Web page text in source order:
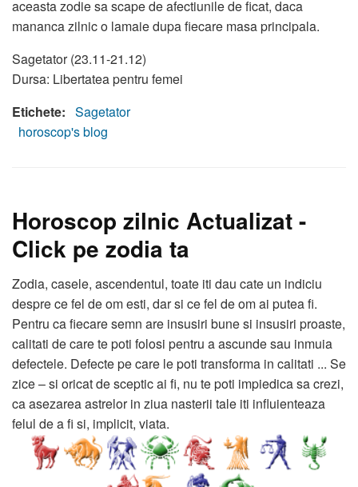
aceasta zodie sa scape de afectiunile de ficat, daca
mananca zilnic o lamaie dupa fiecare masa principala.
Sagetator (23.11-21.12)
Dursa: Libertatea pentru femei
Etichete: Sagetator
horoscop's blog
Horoscop zilnic Actualizat -
Click pe zodia ta
Zodia, casele, ascendentul, toate iti dau cate un indiciu
despre ce fel de om esti, dar si ce fel de om ai putea fi.
Pentru ca fiecare semn are insusiri bune si insusiri proaste,
calitati de care te poti folosi pentru a ascunde sau inmuia
defectele. Defecte pe care le poti transforma in calitati ... Se
zice – si oricat de sceptic ai fi, nu te poti impiedica sa crezi,
ca asezarea astrelor in ziua nasterii tale iti influienteaza
felul de a fi si, implicit, viata.